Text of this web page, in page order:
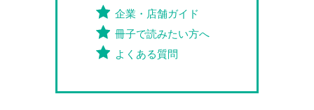
企業・店舗ガイド
冊子で読みたい方へ
よくある質問